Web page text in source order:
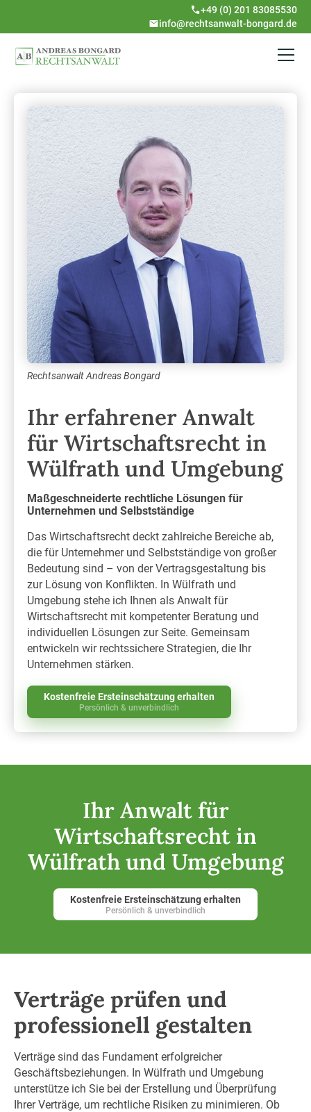
+49 (0) 201 83085530
info@rechtsanwalt-bongard.de
Ihr erfahrener Anwalt
für Wirtschaftsrecht in
Wülfrath und Umgebung
Maßgeschneiderte rechtliche Lösungen für
Unternehmen und Selbstständige
Das Wirtschaftsrecht deckt zahlreiche Bereiche ab,
die für Unternehmer und Selbstständige von großer
Bedeutung sind – von der Vertragsgestaltung bis
zur Lösung von Konflikten. In Wülfrath und
Umgebung stehe ich Ihnen als Anwalt für
Wirtschaftsrecht mit kompetenter Beratung und
individuellen Lösungen zur Seite. Gemeinsam
entwickeln wir rechtssichere Strategien, die Ihr
Unternehmen stärken.
Kostenfreie Ersteinschätzung erhalten
Persönlich & unverbindlich
Rechtsanwalt Andreas Bongard
Ihr Anwalt für
Wirtschaftsrecht in
Wülfrath und Umgebung
Kostenfreie Ersteinschätzung erhalten
Persönlich & unverbindlich
Verträge prüfen und
professionell gestalten
Verträge sind das Fundament erfolgreicher
Geschäftsbeziehungen. In Wülfrath und Umgebung
unterstütze ich Sie bei der Erstellung und Überprüfung
Ihrer Verträge, um rechtliche Risiken zu minimieren. Ob